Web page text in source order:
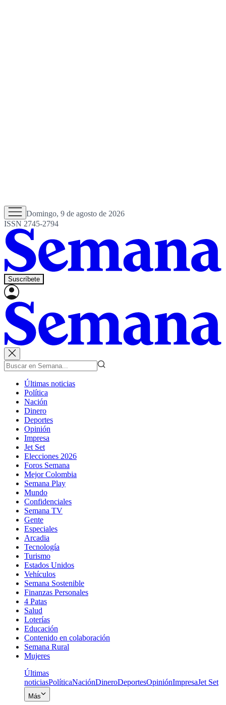
Domingo, 9 de agosto de 2026
ISSN 2745-2794
Suscríbete
Últimas noticias
Política
Nación
Dinero
Deportes
Opinión
Impresa
Jet Set
Elecciones 2026
Foros Semana
Mejor Colombia
Semana Play
Mundo
Confidenciales
Semana TV
Gente
Especiales
Arcadia
Tecnología
Turismo
Estados Unidos
Vehículos
Semana Sostenible
Finanzas Personales
4 Patas
Salud
Loterías
Educación
Contenido en colaboración
Semana Rural
Mujeres
Últimas
noticiasPolíticaNaciónDineroDeportesOpiniónImpresaJet Set
Más